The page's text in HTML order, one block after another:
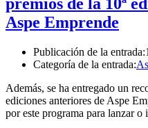
Aspe Emprende
Publicación de la entrada:
Categoría de la entrada:
Además, se ha entregado un
ediciones anteriores de Aspe
por este programa para lanzar